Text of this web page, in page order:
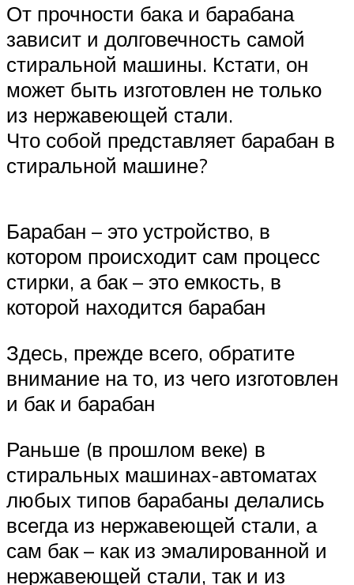
От прочности бака и барабана
зависит и долговечность самой
стиральной машины. Кстати, он
может быть изготовлен не только
из нержавеющей стали.
Что собой представляет барабан в
стиральной машине?
Барабан – это устройство, в
котором происходит сам процесс
стирки, а бак – это емкость, в
которой находится барабан
Здесь, прежде всего, обратите
внимание на то, из чего изготовлен
и бак и барабан
Раньше (в прошлом веке) в
стиральных машинах-автоматах
любых типов барабаны делались
всегда из нержавеющей стали, а
сам бак – как из эмалированной и
нержавеющей стали, так и из